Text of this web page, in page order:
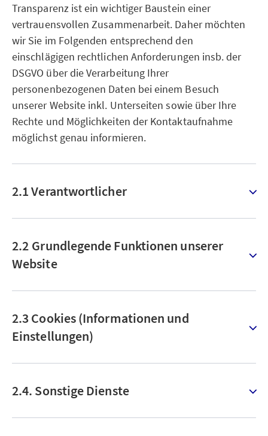
Transparenz ist ein wichtiger Baustein einer
vertrauensvollen Zusammenarbeit. Daher möchten
wir Sie im Folgenden entsprechend den
einschlägigen rechtlichen Anforderungen insb. der
DSGVO über die Verarbeitung Ihrer
personenbezogenen Daten bei einem Besuch
unserer Website inkl. Unterseiten sowie über Ihre
Rechte und Möglichkeiten der Kontaktaufnahme
möglichst genau informieren.
2.1 Verantwortlicher
2.2 Grundlegende Funktionen unserer
Website
2.3 Cookies (Informationen und
Einstellungen)
2.4. Sonstige Dienste